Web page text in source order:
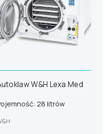
W&H Lexa Med
28 litrów